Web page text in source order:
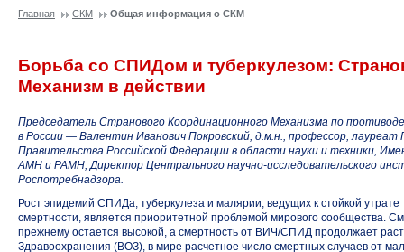
Главная СКМ Общая информация о СКМ
Борьба со СПИДом и туберкулезом:
Механизм в действии
Председатель Странового Координационного Механизма по
в России — Валентин Иванович Покровский, д.м.н., профессор, лауреат
Правительства Российской Федерации в области науки и техники,
АМН и РАМН; Директор Центрального научно-исследовательского
Роспотребнадзора.
Рост эпидемий СПИДа, туберкулеза и малярии, ведущих к стойкой
смертности, является приоритетной проблемой мирового сообщества.
прежнему остается высокой, а смертность от ВИЧ/СПИД продолжает
Здравоохранения (ВОЗ), в мире расчетное число смертных случаев от